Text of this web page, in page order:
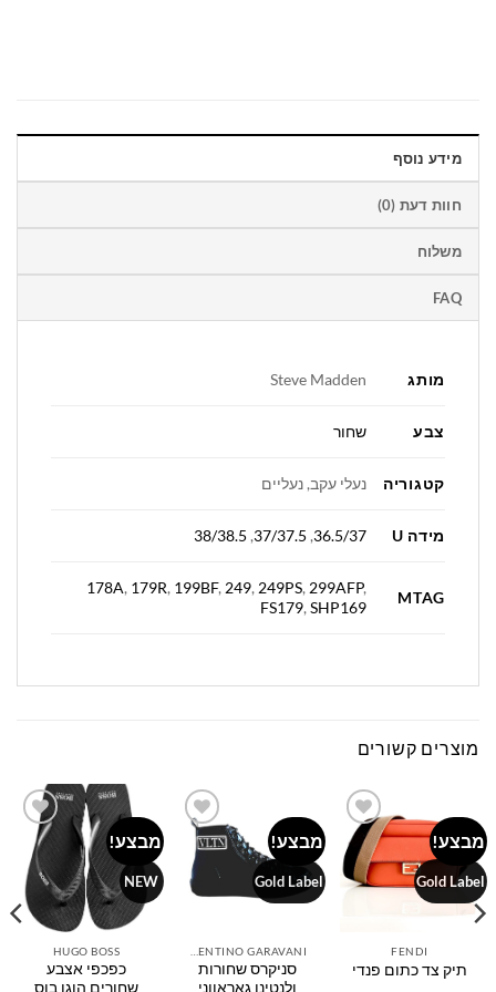
מידע נוסף
חוות דעת (0)
משלוח
FAQ
מותג Steve Madden
צבע שחור
קטגוריה נעלי עקב, נעליים
מידה U 36.5/37
,
37/37.5
,
38/38.5
MTAG
178A, 179R, 199BF, 249, 249PS, 299AFP,
FS179, SHP169
מוצרים קשורים
מבצע!
Gold Label
Add to
wishlist
FENDI
תיק צד כתום פנדי
מבצע!
Gold Label
Add to
wishlist
סניקרס שחורות
ולנטינו גאראווני
מבצע!
NEW
Add to
wishlist
HUGO BOSS
כפכפי אצבע
שחורים הוגו בוס